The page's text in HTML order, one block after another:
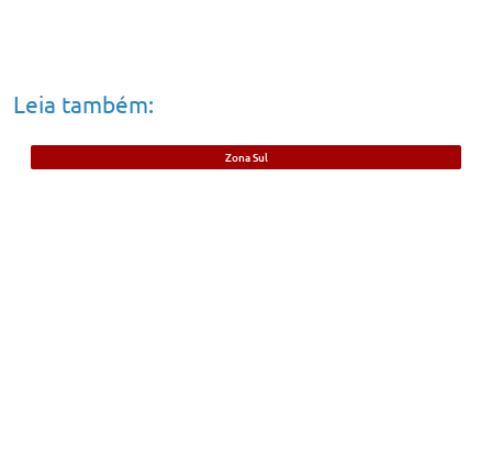
Leia também:
Zona Sul